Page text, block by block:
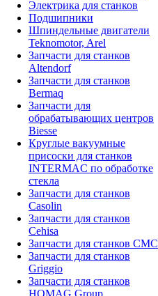
Электрика для станков
Подшипники
Шпиндельные двигатели
Teknomotor, Arel
Запчасти для станков
Altendorf
Запчасти для станков
Bermaq
Запчасти для
обрабатывающих центров
Biesse
Круглые вакуумные
присоски для станков
INTERMAC по обработке
стекла
Запчасти для станков
Casolin
Запчасти для станков
Cehisa
Запчасти для станков CMC
Запчасти для станков
Griggio
Запчасти для станков
HOMAG Group